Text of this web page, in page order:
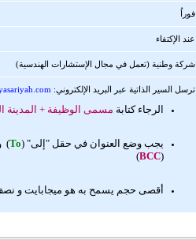
فوراُ
عند الإكتفاء
شركة وطنية (تعمل في مجال الإستشارات الهندسية)
ترسل السير الذاتية عبر البريد الإلكتروني:
الرجاء كتابة مسمى الوظيفة + المدينة
يجب وضع العنوان في حقل "إلى" (To
)
(
BCC
)
أقصى حجم يسمح به هو ميجابايت و